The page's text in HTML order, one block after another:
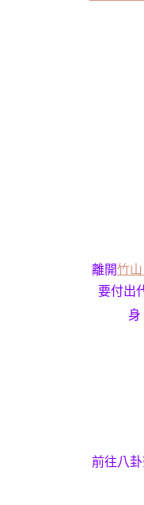
離開竹
要付出
身
前往八